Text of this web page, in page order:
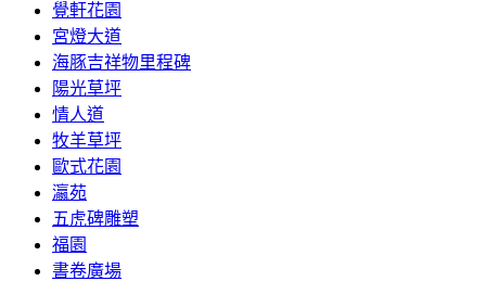
覺軒花園
宮燈大道
海豚吉祥物里程碑
陽光草坪
情人道
牧羊草坪
歐式花園
瀛苑
五虎碑雕塑
福園
書卷廣場